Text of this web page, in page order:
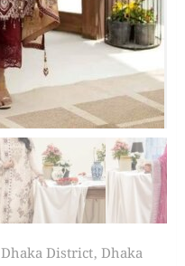
Dhaka District, Dhaka